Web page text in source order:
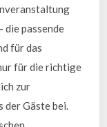
passende
für das
für die richtige
zur
der Gäste bei.